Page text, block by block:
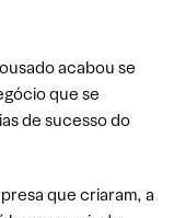
acabou se
que se
de sucesso do
que criaram, a